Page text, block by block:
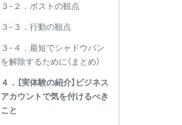
３-２．ポストの観点
３-３．行動の観点
３-４．最短でシャドウバン
を解除するために（まとめ）
４．【実体験の紹介】ビジネス
アカウントで気を付けるべき
こと